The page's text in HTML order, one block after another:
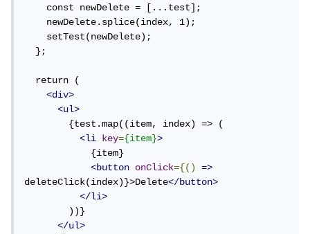
    const newDelete = [...test];
    newDelete.splice(index, 1);
    setTest(newDelete);
  };
  return (
<div>
<ul>
        {test.map((item, index) => (
<li
key={item}>
            {item}
<button
onClick={()
=>
deleteClick(index)}>Delete</button>
</li>
        ))}
</ul>